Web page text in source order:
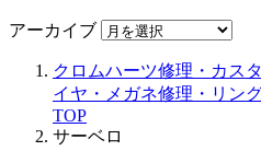
アーカイブ
クロムハーツ修理・カス
イヤ・メガネ修理・リン
TOP
サーベロ